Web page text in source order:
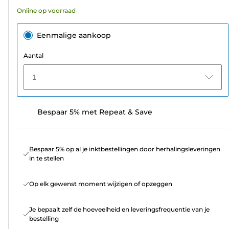
Online op voorraad
Eenmalige aankoop
Aantal
1
Bespaar 5% met Repeat & Save
Bespaar 5% op al je inktbestellingen door herhalingsleveringen
in te stellen
Op elk gewenst moment wijzigen of opzeggen
Je bepaalt zelf de hoeveelheid en leveringsfrequentie van je
bestelling